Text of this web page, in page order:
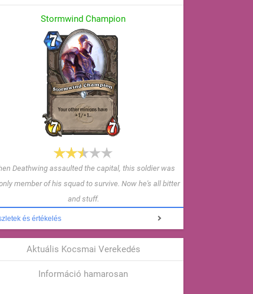
Stormwind Champion
Deathwing assaulted the capital, this soldier was
member of his squad to survive. Now he's all bitter
and stuff.
és értékelés
Aktuális Kocsmai Verekedés
Információ hamarosan